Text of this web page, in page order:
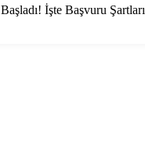
Başladı! İşte Başvuru Şartları